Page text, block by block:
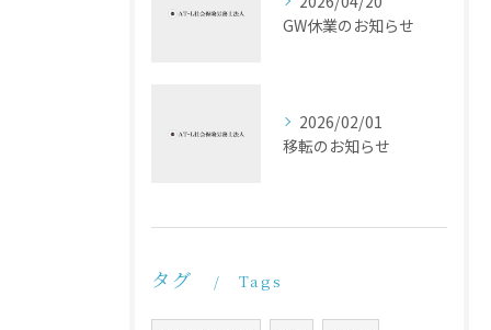
GW休業のお知らせ
2026/02/01
移転のお知らせ
タグ Tags